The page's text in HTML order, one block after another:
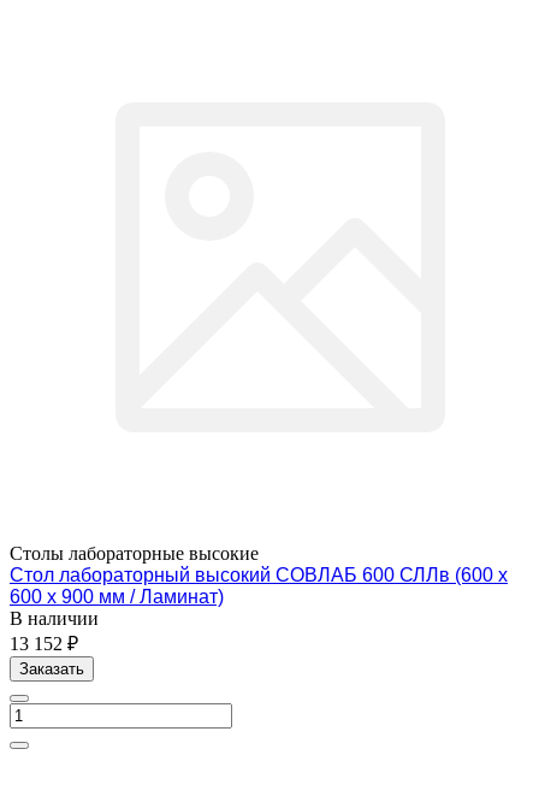
Столы лабораторные высокие
Стол лабораторный высокий СОВЛАБ 600 СЛЛв (600 х
600 х 900 мм / Ламинат)
В наличии
13 152 ₽
Заказать